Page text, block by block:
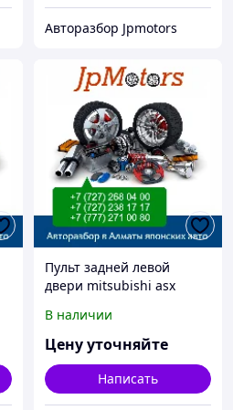
Авторазбор Jpmotors
Пульт задней левой
двери mitsubishi asx
В наличии
Цену уточняйте
Написать